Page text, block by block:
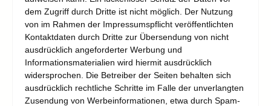
dem Zugriff durch Dritte ist nicht möglich. Der Nutzung
von im Rahmen der Impressumspflicht veröffentlichten
Kontaktdaten durch Dritte zur Übersendung von nicht
ausdrücklich angeforderter Werbung und
Informationsmaterialien wird hiermit ausdrücklich
widersprochen. Die Betreiber der Seiten behalten sich
ausdrücklich rechtliche Schritte im Falle der unverlangten
Zusendung von Werbeinformationen, etwa durch Spam-